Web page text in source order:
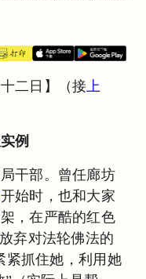
二日】（接 上
例
干部。曾任廊坊
开始时，也和大家
，在严酷的红色
弃对法轮佛法的
紧抓住她，利用她